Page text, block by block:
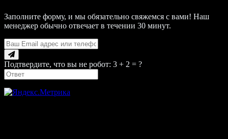
Заполните форму, и мы обязательно свяжемся с вами! Наш
менеджер обычно отвечает в течении 30 минут.
Подтвердите, что вы не робот: 3 + 2 = ?